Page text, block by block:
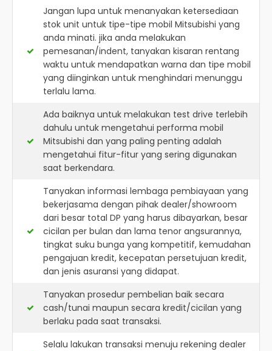
Jangan lupa untuk menanyakan ketersediaan
stok unit untuk tipe-tipe mobil Mitsubishi yang
anda minati. jika anda melakukan
pemesanan/indent, tanyakan kisaran rentang
waktu untuk mendapatkan warna dan tipe mobil
yang diinginkan untuk menghindari menunggu
terlalu lama.
Ada baiknya untuk melakukan test drive terlebih
dahulu untuk mengetahui performa mobil
Mitsubishi dan yang paling penting adalah
mengetahui fitur-fitur yang sering digunakan
saat berkendara.
Tanyakan informasi lembaga pembiayaan yang
bekerjasama dengan pihak dealer/showroom
dari besar total DP yang harus dibayarkan, besar
cicilan per bulan dan lama tenor angsurannya,
tingkat suku bunga yang kompetitif, kemudahan
pengajuan kredit, kecepatan persetujuan kredit,
dan jenis asuransi yang didapat.
Tanyakan prosedur pembelian baik secara
cash/tunai maupun secara kredit/cicilan yang
berlaku pada saat transaksi.
Selalu lakukan transaksi menuju rekening dealer